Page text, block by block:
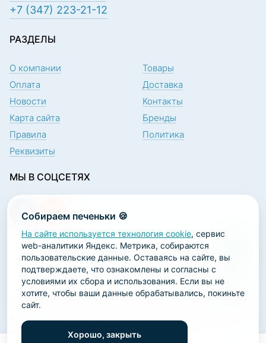
Собираем печеньки 🍪
На сайте используется технология cookie, сервис
web-аналитики Яндекс. Метрика, собираются
пользовательские данные. Оставаясь на сайте, вы
подтверждаете, что ознакомлены и согласны с
условиями их сбора и использования. Если вы не
хотите, чтобы ваши данные обрабатывались, покиньте
сайт.
Хорошо, закрыть
+7 (347) 223-21-12
РАЗДЕЛЫ
О компании
Товары
Оплата
Доставка
Новости
Контакты
Карта сайта
Бренды
Правила
Политика
Реквизиты
МЫ В СОЦСЕТЯХ
ПОДПИСКА НА НОВОСТИ
2026 ООО «Научно-производственная лаборатория